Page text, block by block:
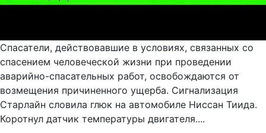
Спасатели, действовавшие в условиях, связанных со
спасением человеческой жизни при проведении
аварийно-спасательных работ, освобождаются от
возмещения причиненного ущерба. Сигнализация
Старлайн словила глюк на автомобиле Ниссан Тиида.
Коротнул датчик температуры двигателя....